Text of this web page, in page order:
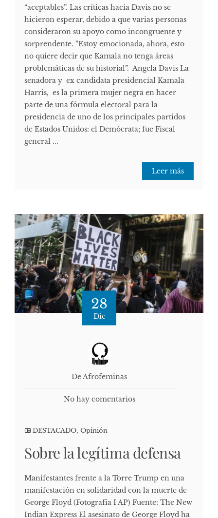
“aceptables”. Las críticas hacia Davis no se
hicieron esperar, debido a que varias personas
consideraron su apoyo como incongruente y
sorprendente. “Estoy emocionada, ahora, esto
no quiere decir que Kamala no tenga áreas
problemáticas de su historial”. Angela Davis La
senadora y ex candidata presidencial Kamala
Harris, es la primera mujer negra en hacer
parte de una fórmula electoral para la
presidencia de uno de los principales partidos
de Estados Unidos: el Demócrata; fue Fiscal
general ...
Leer más
28
Dic
De Afrofeminas
No hay comentarios
DESTACADO, Opinión
Sobre la legítima defensa
Manifestantes frente a la Torre Trump en una
manifestación en solidaridad con la muerte de
George Floyd (Fotografía I AP) Fuente: The New
Indian Express El asesinato de George Floyd ha